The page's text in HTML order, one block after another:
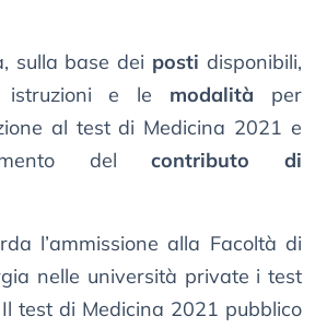
sulla base dei posti disponibili,
e le modalità per
al test di Medicina 2021 e
delcontributo di
l’ammissione alla Facoltà di
nelle università private i test
test di Medicina 2021 pubblico